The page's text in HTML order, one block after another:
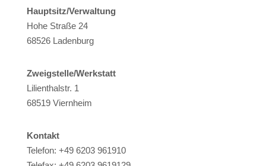
Hauptsitz/Verwaltung
Hohe Straße 24
68526 Ladenburg
Zweigstelle/Werkstatt
Lilienthalstr. 1
68519 Viernheim
Kontakt
Telefon: +49 6203 961910